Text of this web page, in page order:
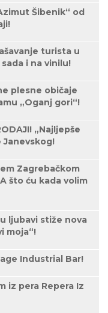
Šibenik“ od
turista u
i na vinilu!
plesne običaje
„Oganj gori“!
„Najljepše
Janevskog!
Zagrebačkom
što ću kada volim
ljubavi stiže nova
moja“!
Industrial Bar!
iz pera Repera Iz